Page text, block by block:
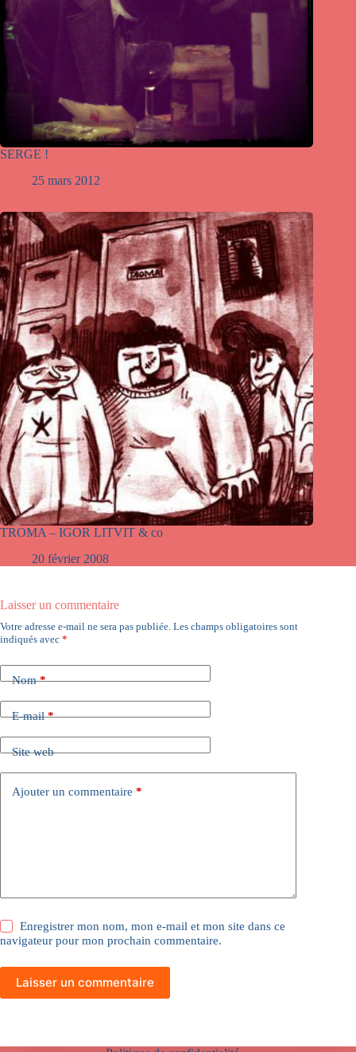
SERGE !
25 mars 2012
TROMA – IGOR LITVIT & co
20 février 2008
Laisser un commentaire
Votre adresse e-mail ne sera pas publiée. Les champs obligatoires sont
indiqués avec *
Nom*
E-mail*
Site web
Ajouter un commentaire *
Enregistrer mon nom, mon e-mail et mon site dans ce
navigateur pour mon prochain commentaire.
Laisser un commentaire